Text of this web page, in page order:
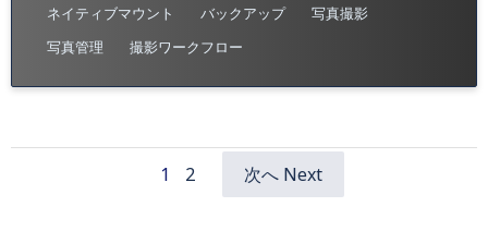
ネイティブマウント
バックアップ
写真撮影
写真管理
撮影ワークフロー
Posts
Page
1 Page
2
Posts
次へ Next